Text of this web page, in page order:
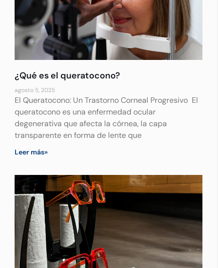
¿Qué es el queratocono?
agosto 5, 2025
El Queratocono: Un Trastorno Corneal Progresivo El
queratocono es una enfermedad ocular
degenerativa que afecta la córnea, la capa
transparente en forma de lente que
Leer más»